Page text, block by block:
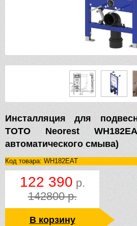
Инсталляция для
TOTO Neorest
автоматического смыва)
Код товара: WH182EAT
122 390 р.
142800 р.
В корзину